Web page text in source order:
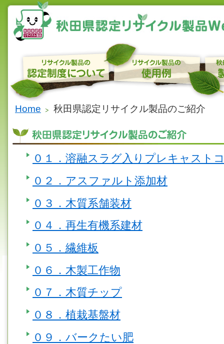
Home 秋田県認定リサイクル製品のご紹介
０１．溶融スラグ入りプレキャスト
０２．アスファルト添加材
０３．木質系舗装材
０４．再生有機系建材
０５．繊維板
０６．木製工作物
０７．木質チップ
０８．植栽基盤材
０９．バークたい肥